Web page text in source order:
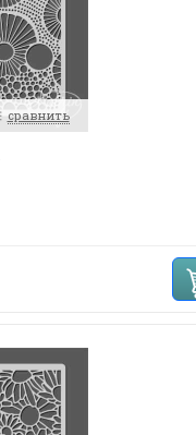
сравнить